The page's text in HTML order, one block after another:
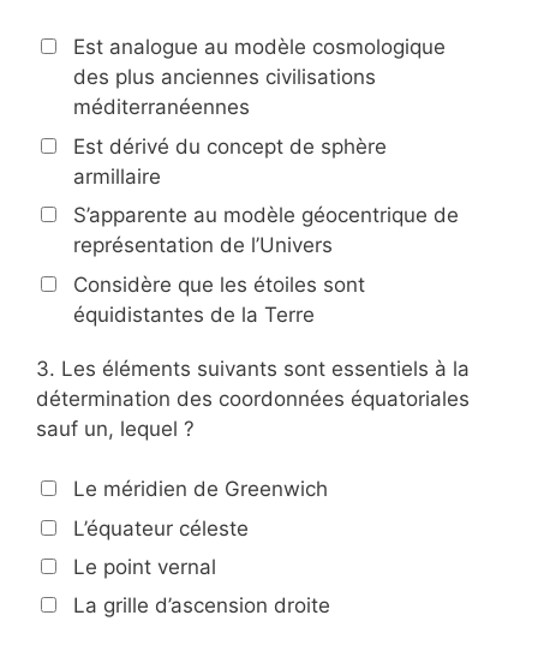
Est analogue au modèle cosmologique
des plus anciennes civilisations
méditerranéennes
Est dérivé du concept de sphère
armillaire
S’apparente au modèle géocentrique de
représentation de l’Univers
Considère que les étoiles sont
équidistantes de la Terre
3. Les éléments suivants sont essentiels à la
détermination des coordonnées équatoriales
sauf un, lequel ?
Le méridien de Greenwich
L’équateur céleste
Le point vernal
La grille d’ascension droite